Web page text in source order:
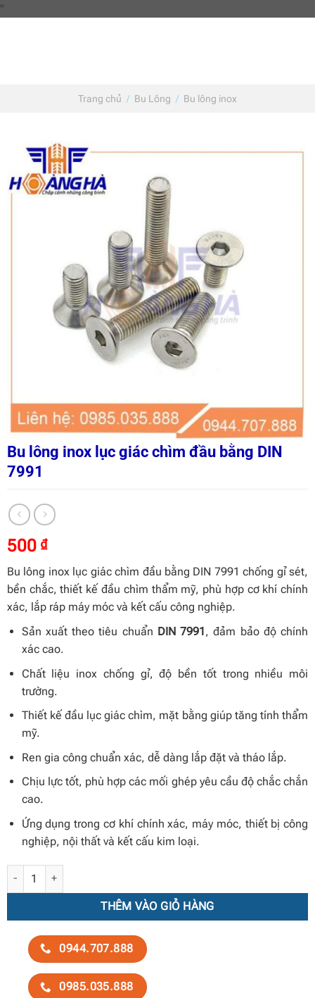
"
Trang chủ / Bu Lông / Bu lông inox
Bu lông inox lục giác chìm đầu bằng DIN
7991
500 ₫
Bu lông inox lục giác chìm đầu bằng DIN 7991 chống gỉ sét,
bền chắc, thiết kế đầu chìm thẩm mỹ, phù hợp cơ khí chính
xác, lắp ráp máy móc và kết cấu công nghiệp.
Sản xuất theo tiêu chuẩn DIN 7991, đảm bảo độ chính
xác cao.
Chất liệu inox chống gỉ, độ bền tốt trong nhiều môi
trường.
Thiết kế đầu lục giác chìm, mặt bằng giúp tăng tính thẩm
mỹ.
Ren gia công chuẩn xác, dễ dàng lắp đặt và tháo lắp.
Chịu lực tốt, phù hợp các mối ghép yêu cầu độ chắc chắn
cao.
Ứng dụng trong cơ khí chính xác, máy móc, thiết bị công
nghiệp, nội thất và kết cấu kim loại.
Bu lông inox lục giác chìm đầu bằng DIN 7991 số lượng
THÊM VÀO GIỎ HÀNG
0944.707.888
0985.035.888